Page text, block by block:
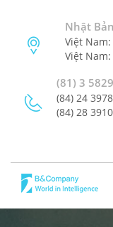
Nhật
Việt
Việt
(81) 3
(84) 24
(84) 28